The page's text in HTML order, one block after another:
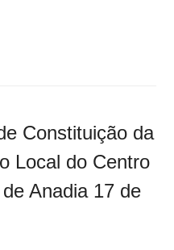
Constituição da
Local do Centro
Anadia 17 de